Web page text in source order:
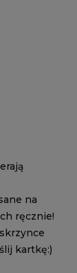
na
ręcznie!
kartkę:)